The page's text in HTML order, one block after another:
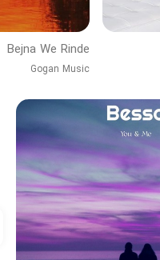
Bejna We Rinde
Gogan Music